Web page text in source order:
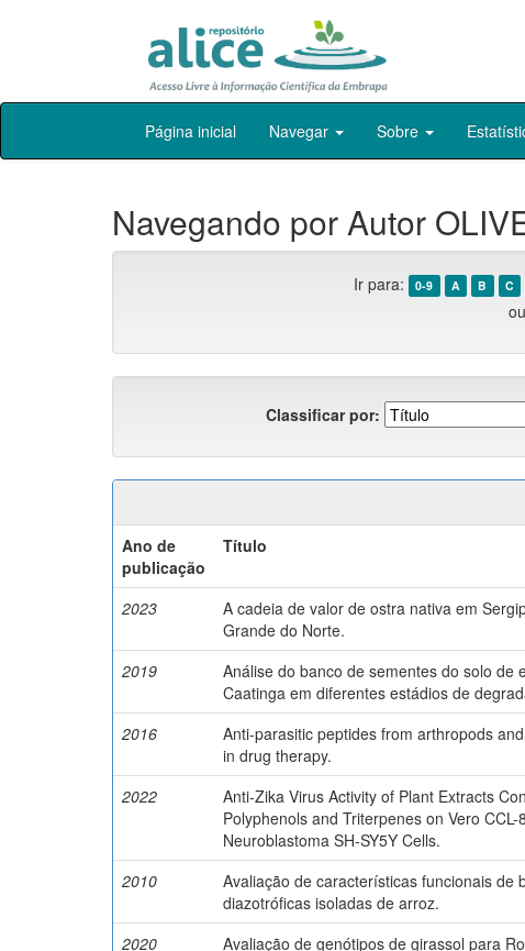
Skip
Página inicial Navegar Sobre
Navegando por Autor
Ir para: 0-9 A B C
Classificar por:
Ano de
publicação
Título
2023
A cadeia de valor de ostra nativa em
Grande do Norte.
2019
Análise do banco de sementes do solo de
Caatinga em diferentes estádios de
2016
Anti-parasitic peptides from arthropods
in drug therapy.
2022
Anti-Zika Virus Activity of Plant Extracts
Polyphenols and Triterpenes on Vero
Neuroblastoma SH-SY5Y Cells.
2010
Avaliação de características funcionais de
diazotróficas isoladas de arroz.
2020
Avaliação de genótipos de girassol para